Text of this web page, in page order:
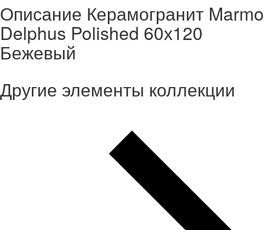
Описание Керамогранит Marmo
Delphus Polished 60х120
Бежевый
Другие элементы коллекции